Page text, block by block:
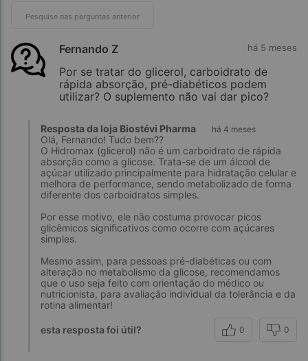
Fernando Z há 5 meses
Por se tratar do glicerol, carboidrato de
rápida absorção, pré-diabéticos podem
utilizar? O suplemento não vai dar pico?
Resposta da loja Biostévi Pharma há 4 meses
Olá, Fernando! Tudo bem??
O Hidromax (glicerol) não é um carboidrato de rápida
absorção como a glicose. Trata-se de um álcool de
açúcar utilizado principalmente para hidratação celular e
melhora de performance, sendo metabolizado de forma
diferente dos carboidratos simples.
Por esse motivo, ele não costuma provocar picos
glicêmicos significativos como ocorre com açúcares
simples.
Mesmo assim, para pessoas pré-diabéticas ou com
alteração no metabolismo da glicose, recomendamos
que o uso seja feito com orientação do médico ou
nutricionista, para avaliação individual da tolerância e da
rotina alimentar!
esta resposta foi útil? 0 0